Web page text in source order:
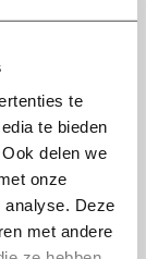
te
te bieden
delen we
onze
analyse. Deze
met andere
werkt
En je